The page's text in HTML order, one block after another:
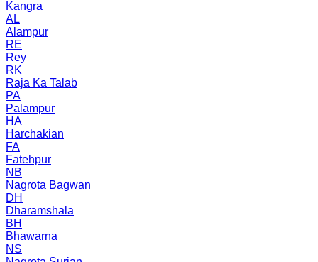
Kangra
AL
Alampur
RE
Rey
RK
Raja Ka Talab
PA
Palampur
HA
Harchakian
FA
Fatehpur
NB
Nagrota Bagwan
DH
Dharamshala
BH
Bhawarna
NS